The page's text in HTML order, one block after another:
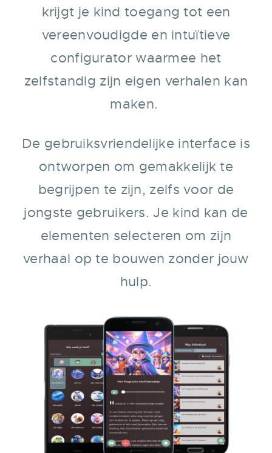
krijgt je kind toegang tot een
vereenvoudigde en intuïtieve
configurator waarmee het
zelfstandig zijn eigen verhalen kan
maken.
De gebruiksvriendelijke interface is
ontworpen om gemakkelijk te
begrijpen te zijn, zelfs voor de
jongste gebruikers. Je kind kan de
elementen selecteren om zijn
verhaal op te bouwen zonder jouw
hulp.